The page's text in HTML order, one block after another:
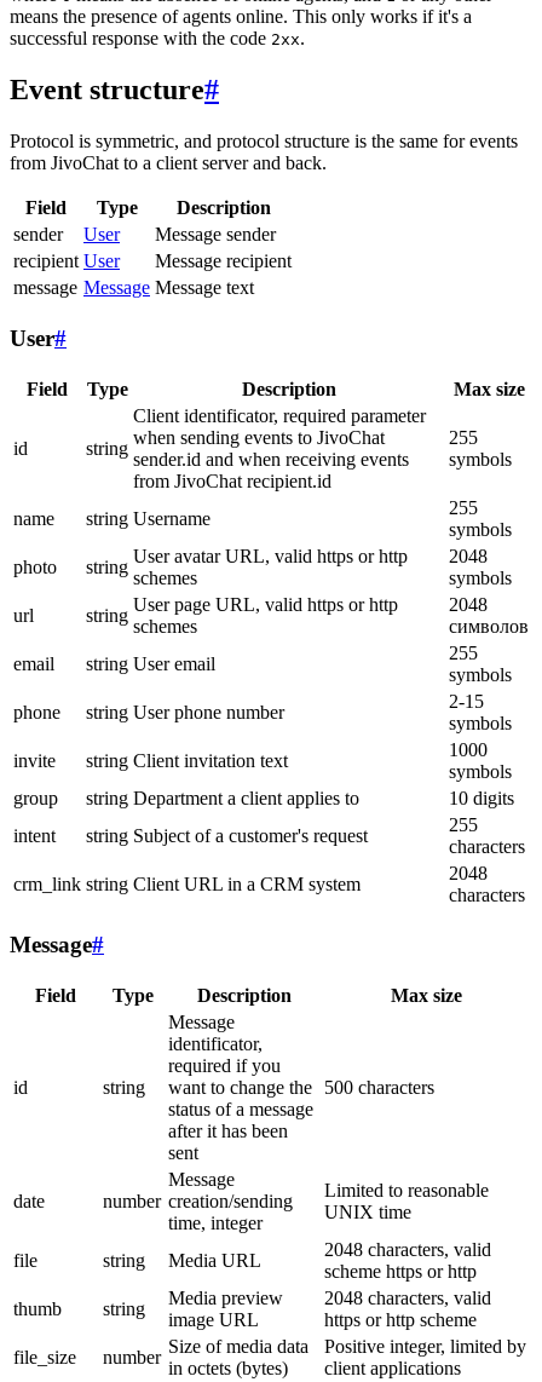
means the presence of agents online. This only works if it's a
successful response with the code 2xx.
Event structure#
Protocol is symmetric, and protocol structure is the same for events
from JivoChat to a client server and back.
Field Type
Description
sender
User
Message sender
recipient User
Message recipient
message Message Message text
User#
Field Type Description Max size
id string
Client identificator, required parameter
when sending events to JivoChat
sender.id and when receiving events
from JivoChat recipient.id
255
symbols
name string Username
255
symbols
photo
string
User avatar URL, valid https or http
schemes
2048
symbols
url
string
User page URL, valid https or http
schemes
2048
символов
email
string User email
255
symbols
phone
string User phone number
2-15
symbols
invite
string Client invitation text
1000
symbols
group
string Department a client applies to
10 digits
intent
string Subject of a customer's request
255
characters
crm_link string Client URL in a CRM system
2048
characters
Message#
Field Type Description Max size
id string
Message
identificator,
required if you
want to change the
status of a message
after it has been
sent
500 characters
date number
Message
creation/sending
time, integer
Limited to reasonable
UNIX time
file string Media URL
2048 characters, valid
scheme https or http
thumb
string
Media preview
image URL
2048 characters, valid
https or http scheme
file_size
number
Size of media data
in octets (bytes)
Positive integer, limited by
client applications